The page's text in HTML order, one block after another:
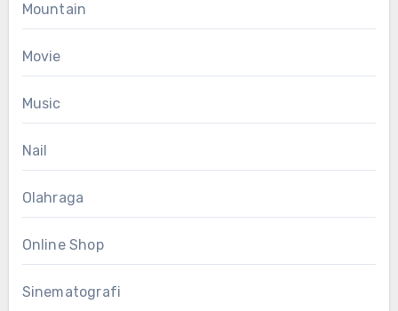
Mountain
Movie
Music
Nail
Olahraga
Online Shop
Sinematografi